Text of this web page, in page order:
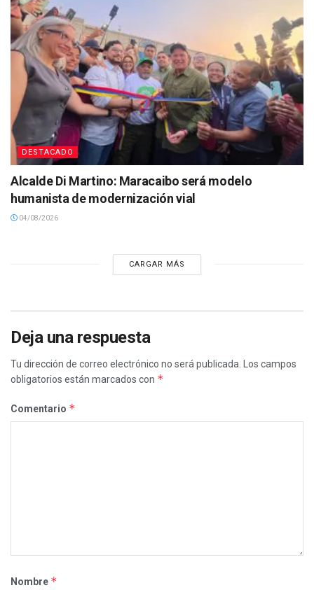
DESTACADO
Alcalde Di Martino: Maracaibo será modelo
humanista de modernización vial
04/08/2026
CARGAR MÁS
Deja una respuesta
Tu dirección de correo electrónico no será publicada.
Los campos
obligatorios están marcados con *
Comentario *
Nombre *